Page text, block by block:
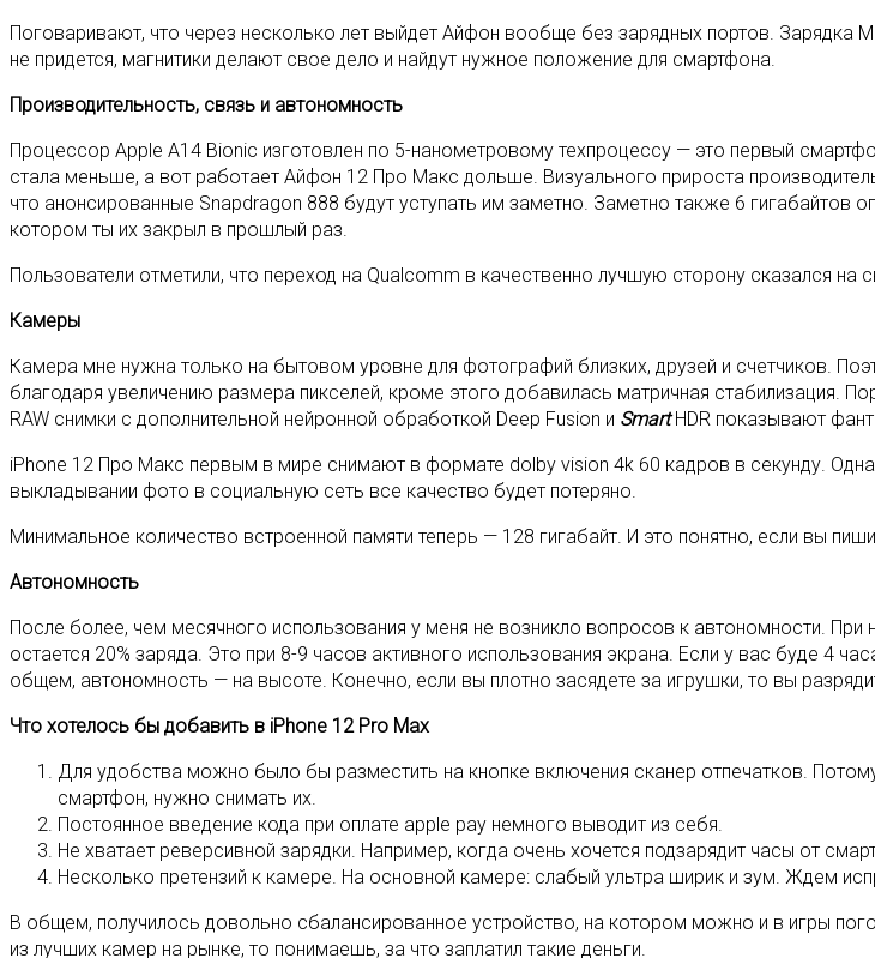
Поговаривают, что через несколько лет выйдет Айфон вообще без зарядных портов. Зарядка
не придется, магнитики делают свое дело и найдут нужное положение для смартфона.
Производительность, связь и автономность
Процессор Apple A14 Bionic изготовлен по 5-нанометровому техпроцессу — это первый
стала меньше, а вот работает Айфон 12 Про Макс дольше. Визуального прироста
что анонсированные Snapdragon 888 будут уступать им заметно. Заметно также 6 гигабайтов
котором ты их закрыл в прошлый раз.
Пользователи отметили, что переход на Qualcomm в качественно лучшую сторону сказался на
Камеры
Камера мне нужна только на бытовом уровне для фотографий близких, друзей и счетчиков.
благодаря увеличению размера пикселей, кроме этого добавилась матричная стабилизация.
RAW снимки с дополнительной нейронной обработкой Deep Fusion и SmartHDR показывают
iPhone 12 Про Макс первым в мире снимают в формате dolby vision 4k 60 кадров в секунду.
выкладывании фото в социальную сеть все качество будет потеряно.
Минимальное количество встроенной памяти теперь — 128 гигабайт. И это понятно, если вы
Автономность
После более, чем месячного использования у меня не возникло вопросов к автономности.
остается 20% заряда. Это при 8-9 часов активного использования экрана. Если у вас буде 4
общем, автономность — на высоте. Конечно, если вы плотно засядете за игрушки, то вы
Что хотелось бы добавить в iPhone 12 Pro Max
Для удобства можно было бы разместить на кнопке включения сканер отпечатков.
смартфон, нужно снимать их.
Постоянное введение кода при оплате apple pay немного выводит из себя.
Не хватает реверсивной зарядки. Например, когда очень хочется подзарядит часы от
Несколько претензий к камере. На основной камере: слабый ультра ширик и зум. Ждем
В общем, получилось довольно сбалансированное устройство, на котором можно и в игры
из лучших камер на рынке, то понимаешь, за что заплатил такие деньги.